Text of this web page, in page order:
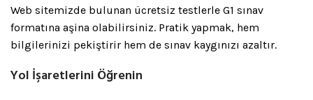
Web sitemizde bulunan ücretsiz testlerle G1 sınav
formatına aşina olabilirsiniz. Pratik yapmak, hem
bilgilerinizi pekiştirir hem de sınav kaygınızı azaltır.
Yol İşaretlerini Öğrenin